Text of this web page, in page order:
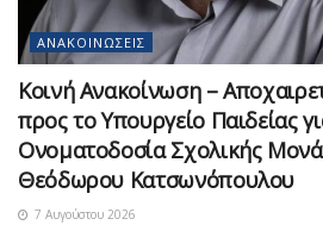
ΑΝΑΚΟΙΝΏΣΕΙΣ
Κοινή Ανακοίνωση –
προς το Υπουργείο Παιδείας
Ονοματοδοσία Σχολικής
Θεόδωρου Κατσωνόπουλου
7 Αυγούστου 2026